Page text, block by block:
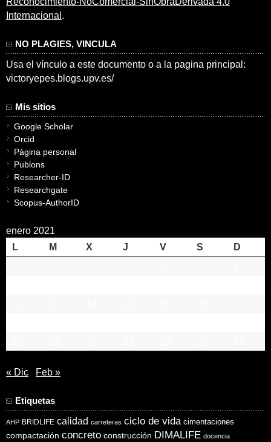
Internacional .
NO PLAGIES, VINCULA
Usa el vínculo a este documento o a la pagina principal:
victoryepes.blogs.upv.es/
Mis sitios
Google Scholar
Orcid
Página personal
Publons
Researcher-ID
Researchgate
Scopus-AuthorID
enero 2021
L
M X J V S
D
« Dic Feb »
Etiquetas
AHP BRIDLIFE calidad carreteras ciclo de vida cimentaciones
compactación concreto construcción DIMALIFE docencia